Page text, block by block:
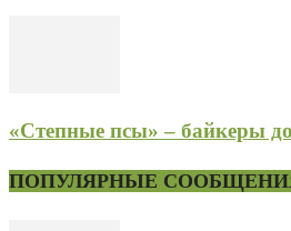
«Степные псы» – байкеры
ПОПУЛЯРНЫЕ